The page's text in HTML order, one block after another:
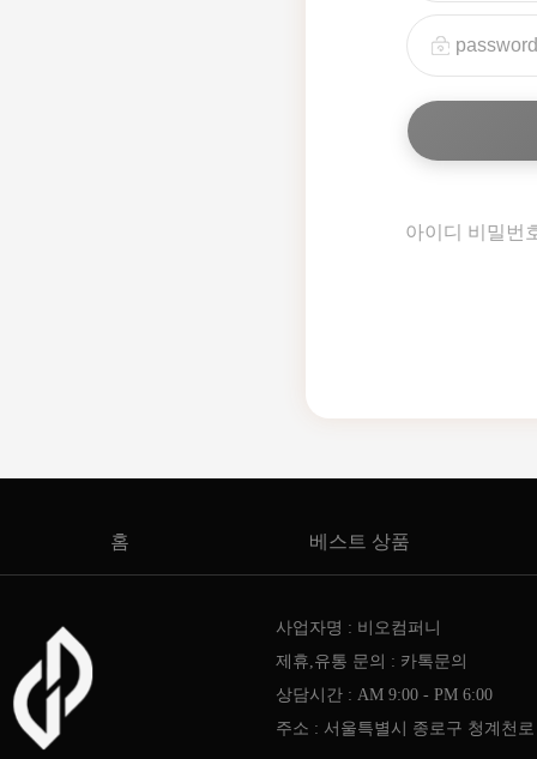
아이디 비밀번
홈 베스트 상품
사업자명 : 비오컴퍼니
제휴,유통 문의 : 카톡문의
상담시간 : AM 9:00 - PM 6:00
주소 : 서울특별시 종로구 청계천로